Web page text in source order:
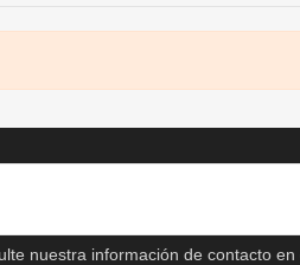
nuestra información de contacto en